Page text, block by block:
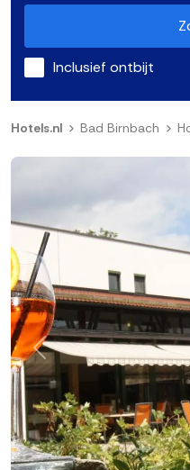
Inclusief ontbijt
Hotels.nl Bad Birnbach